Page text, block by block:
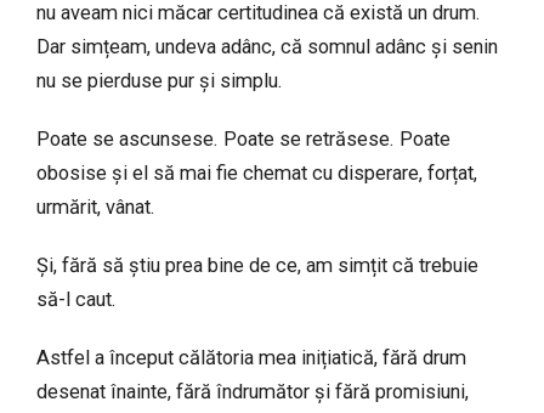
nu aveam nici măcar certitudinea că există un drum.
Dar simțeam, undeva adânc, că somnul adânc și senin
nu se pierduse pur și simplu.
Poate se ascunsese. Poate se retrăsese. Poate
obosise și el să mai fie chemat cu disperare, forțat,
urmărit, vânat.
Și, fără să știu prea bine de ce, am simțit că trebuie
să-l caut.
Astfel a început călătoria mea inițiatică, fără drum
desenat înainte, fără îndrumător și fără promisiuni,